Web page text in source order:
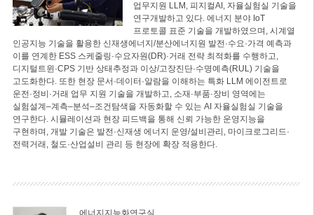
업무지원 LLM, 피지컬AI, 자율실험실 기술을
연구개발하고 있다. 에너지 분야 IoT
프로토콜 표준 기술을 개발하였으며, 시계열
인공지능 기술을 활용한 신재생에너지/분산에너지원 발전·수요·가격 예측과
이를 연계한 ESS 스케줄링·수요자원(DR)·거래 전략 최적화를 수행하고,
디지털트윈·CPS 기반 상태추정과 이상/고장진단·수명예측(RUL) 기술을
고도화한다. 또한 현장 문서·데이터·알람을 이해하는 특화 LLM 에이전트로
운전·정비·거래 업무 지원 기술을 개발하고, 소재·부품·장비 영역에는
실험설계–계측–분석–조건탐색을 자동화할 수 있는 AI 자율실험실 기술을
연구한다. 시뮬레이션과 현장 피드백을 통해 신뢰 가능한 운영지능을
구현하며, 개발 기술은 발전·신재생 에너지 운영/설비관리, 마이크로그리드·
전력거래, 철도·산업설비 관리 등 현장에 확장 적용한다.
에너지지능화연구실